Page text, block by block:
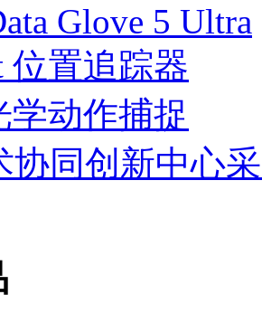
Glove 5 Ultra
位置追踪器
学动作捕捉
协同创新中心